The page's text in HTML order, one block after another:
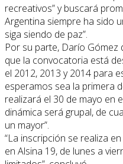
recreativos” y buscará
Argentina siempre ha sido
siga siendo de paz”.
Por su parte, Darío
que la convocatoria está
el 2012, 2013 y 2014 para
esperamos sea la primera
realizará el 30 de mayo en
dinámica será grupal, de
un mayor”.
“La inscripción se realiza
en Alsina 19, de lunes a